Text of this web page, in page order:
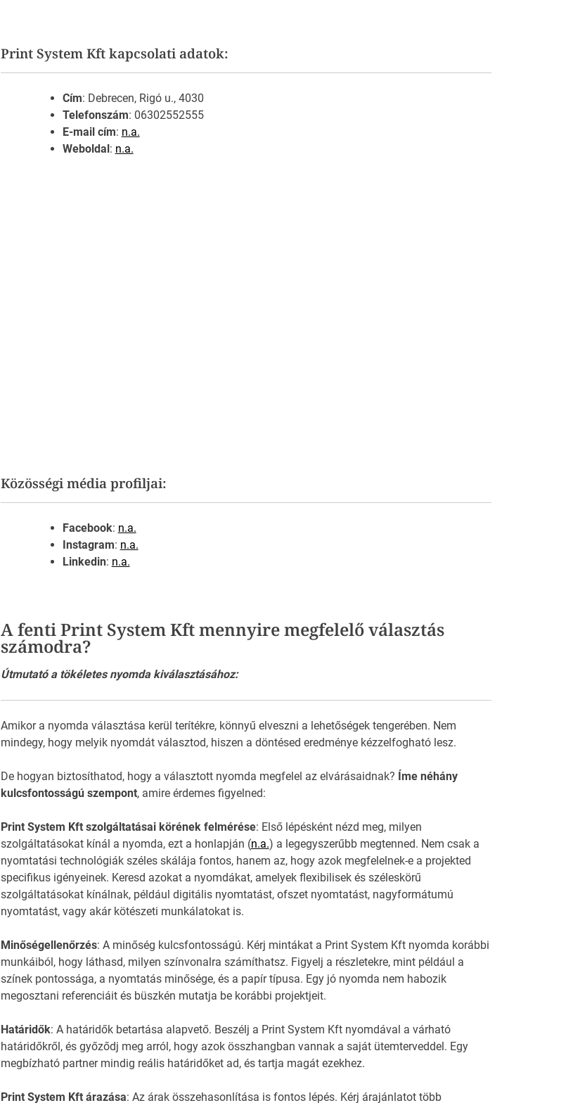
Print System Kft kapcsolati adatok:
Cím: Debrecen, Rigó u., 4030
Telefonszám: 06302552555
E-mail cím: n.a.
Weboldal: n.a.
Közösségi média profiljai:
Facebook: n.a.
Instagram: n.a.
Linkedin: n.a.
A fenti Print System Kft mennyire megfelelő választás
számodra?
Útmutató a tökéletes nyomda kiválasztásához:
Amikor a nyomda választása kerül terítékre, könnyű elveszni a lehetőségek tengerében. Nem
mindegy, hogy melyik nyomdát választod, hiszen a döntésed eredménye kézzelfogható lesz.
De hogyan biztosíthatod, hogy a választott nyomda megfelel az elvárásaidnak? Íme néhány
kulcsfontosságú szempont, amire érdemes figyelned:
Print System Kft szolgáltatásai körének felmérése: Első lépésként nézd meg, milyen
szolgáltatásokat kínál a nyomda, ezt a honlapján (n.a.) a legegyszerűbb megtenned. Nem csak a
nyomtatási technológiák széles skálája fontos, hanem az, hogy azok megfelelnek-e a projekted
specifikus igényeinek. Keresd azokat a nyomdákat, amelyek flexibilisek és széleskörű
szolgáltatásokat kínálnak, például digitális nyomtatást, ofszet nyomtatást, nagyformátumú
nyomtatást, vagy akár kötészeti munkálatokat is.
Minőségellenőrzés: A minőség kulcsfontosságú. Kérj mintákat a Print System Kft nyomda korábbi
munkáiból, hogy láthasd, milyen színvonalra számíthatsz. Figyelj a részletekre, mint például a
színek pontossága, a nyomtatás minősége, és a papír típusa. Egy jó nyomda nem habozik
megosztani referenciáit és büszkén mutatja be korábbi projektjeit.
Határidők: A határidők betartása alapvető. Beszélj a Print System Kft nyomdával a várható
határidőkről, és győződj meg arról, hogy azok összhangban vannak a saját ütemterveddel. Egy
megbízható partner mindig reális határidőket ad, és tartja magát ezekhez.
Print System Kft árazása: Az árak összehasonlítása is fontos lépés. Kérj árajánlatot több